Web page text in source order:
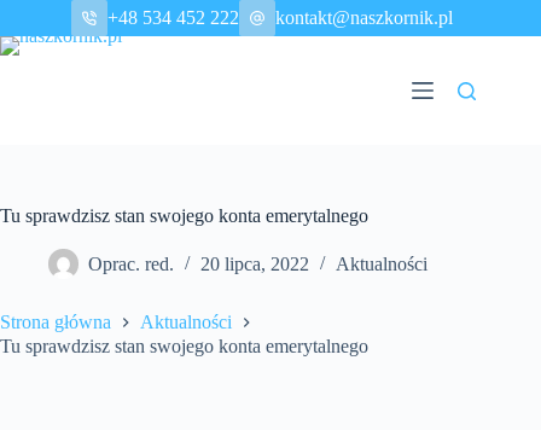
treści
+48 534 452 222 kontakt@naszkornik.pl
Tu sprawdzisz stan swojego konta emerytalnego
Oprac. red. 20 lipca, 2022 Aktualności
Strona główna
Aktualności
Tu sprawdzisz stan swojego konta emerytalnego